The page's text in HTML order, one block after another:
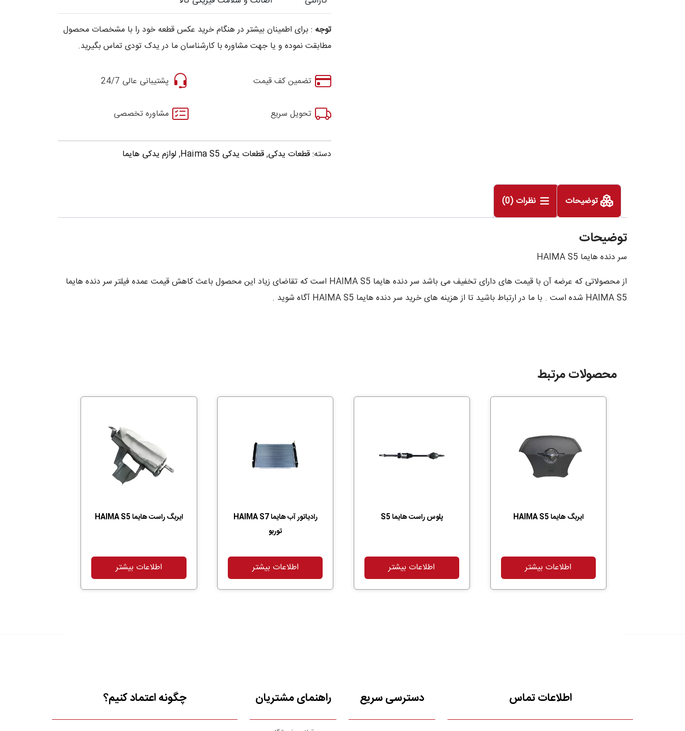
توجه : برای اطمینان بیشتر در هنگام خرید عکس قطعه خود را با مشخصات محصول
مطابقت نموده و یا جهت مشاوره با کارشناسان ما در یدک تودی تماس بگیرید.
تضمین کف قیمت پشتیبانی عالی 24/7
تحویل سریع مشاوره تخصصی
دسته:قطعات یدکی,قطعات یدکی Haima S5 ,لوازم یدکی هایما
توضیحات نظرات (0)
توضیحات
سر دنده هایما HAIMA S5
از محصولاتی که عرضه آن با قیمت های دارای تخفیف می باشد سر دنده هایما HAIMA S5 است که تقاضای زیاد این محصول باعث کاهش قیمت عمده فیلتر سر دنده هایما
HAIMA S5 شده است . با ما در ارتباط باشید تا از هزینه های خرید سر دنده هایما HAIMA S5 آگاه شوید .
محصولات مرتبط
ایربگ هایما HAIMA S5
اطلاعات بیشتر
پلوس راست هایما S5
اطلاعات بیشتر
رادیاتور آب هایما HAIMA S7
توربو
اطلاعات بیشتر
ایربگ راست هایما HAIMA S5
اطلاعات بیشتر
اطلاعات تماس دسترسی سریع راهنمای مشتریان چگونه اعتماد کنیم؟